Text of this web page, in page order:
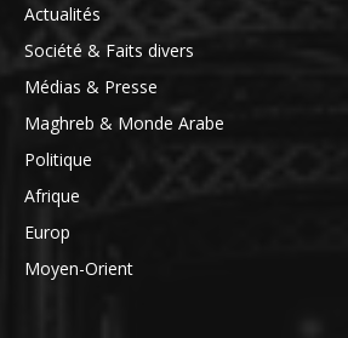
Actualités
Société & Faits divers
Médias & Presse
Maghreb & Monde Arabe
Politique
Afrique
Europ
Moyen-Orient